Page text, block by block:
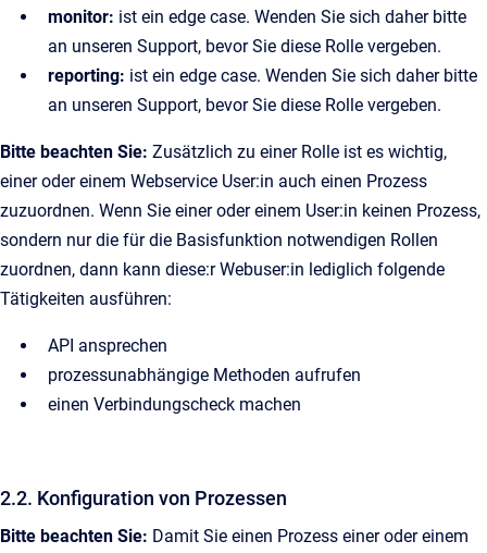
monitor: ist ein edge case. Wenden Sie sich daher bitte
an unseren Support, bevor Sie diese Rolle vergeben.
reporting: ist ein edge case. Wenden Sie sich daher bitte
an unseren Support, bevor Sie diese Rolle vergeben.
Bitte beachten Sie: Zusätzlich zu einer Rolle ist es wichtig,
einer oder einem Webservice User:in auch einen Prozess
zuzuordnen. Wenn Sie einer oder einem User:in keinen Prozess,
sondern nur die für die Basisfunktion notwendigen Rollen
zuordnen, dann kann diese:r Webuser:in lediglich folgende
Tätigkeiten ausführen:
API ansprechen
prozessunabhängige Methoden aufrufen
einen Verbindungscheck machen
2.2. Konfiguration von Prozessen
Bitte beachten Sie: Damit Sie einen Prozess einer oder einem